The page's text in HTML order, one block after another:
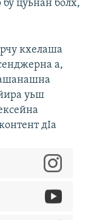
цуьнан болх,
кхелаша
а,
уьш
дIа